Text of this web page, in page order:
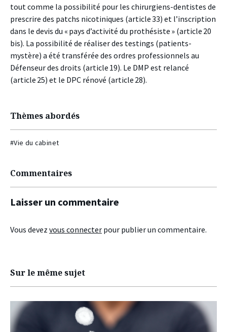
tout comme la possibilité pour les chirurgiens-dentistes de
prescrire des patchs nicotiniques (article 33) et l’inscription
dans le devis du « pays d’activité du prothésiste » (article 20
bis). La possibilité de réaliser des testings (patients-
mystère) a été transférée des ordres professionnels au
Défenseur des droits (article 19). Le DMP est relancé
(article 25) et le DPC rénové (article 28).
Thèmes abordés
#Vie du cabinet
Commentaires
Laisser un commentaire
Vous devez vous connecter pour publier un commentaire.
Sur le même sujet